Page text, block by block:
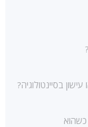
בסיינטולוגיה?